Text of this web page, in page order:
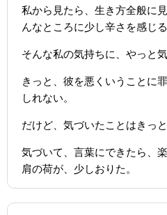
私から見たら、生き方全般に
んなところに少し辛さを感じる
そんな私の気持ちに、やっと気
きっと、彼を悪くいうことに
しれない。
だけど、気づいたことはきっ
気づいて、言葉にできたら、楽
肩の荷が、少しおりた。